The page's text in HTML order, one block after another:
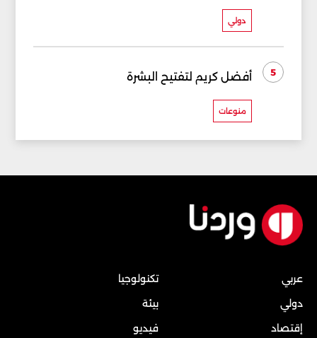
دولي
5 أفضل كريم لتفتيح البشرة
منوعات
عربي
دولي
إقتصاد
تكنولوجيا
بيئة
فيديو